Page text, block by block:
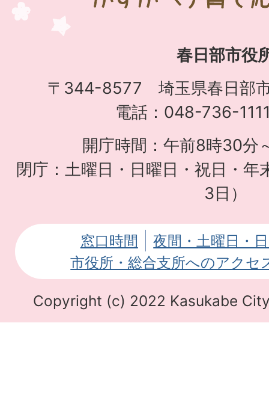
す
子
て
応
援
イ
ト
春日部市役
〒344-8577 埼玉県春日部
電話：048-736-
開庁時間：午前8時30分
閉庁：土曜日・日曜日・祝日・年
3日）
窓口時間
夜間・土曜日・
市役所・総合支所へのアクセ
Copyright (c) 2022 Kasukabe